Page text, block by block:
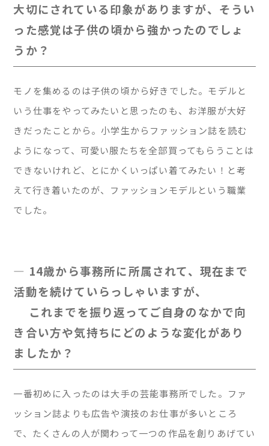
大切にされている印象がありますが、そうい
った感覚は子供の頃から強かったのでしょ
うか？
モノを集めるのは子供の頃から好きでした。モデルと
いう仕事をやってみたいと思ったのも、お洋服が大好
きだったことから。小学生からファッション誌を読む
ようになって、可愛い服たちを全部買ってもらうことは
できないけれど、とにかくいっぱい着てみたい！と考
えて行き着いたのが、ファッションモデルという職業
でした。
— 14歳から事務所に所属されて、現在まで
活動を続けていらっしゃいますが、
これまでを振り返ってご自身のなかで向
き合い方や気持ちにどのような変化があり
ましたか？
一番初めに入ったのは大手の芸能事務所でした。ファ
ッション誌よりも広告や演技のお仕事が多いところ
で、たくさんの人が関わって一つの作品を創りあげてい